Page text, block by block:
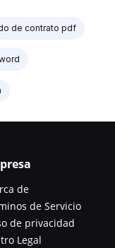
de contrato pdf
de
de Servicio
de privacidad
Legal